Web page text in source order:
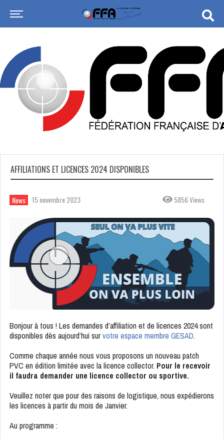
AFFILIATIONS ET LICENCES 2024 DISPONIBLES
News 15 novembre 2023 5856 Views
Bonjour à tous ! Les demandes d’affiliation et de licences 2024 sont
disponibles dès aujourd’hui survotre espace membre GESAD.
Comme chaque année nous vous proposons un nouveau patch
PVC en édition limitée avec la licence collector. Pour le recevoir
il faudra demander une licence collector ou sportive.
Veuillez noter que pour des raisons de logistique, nous expédierons
les licences à partir du mois de Janvier.
Au programme :